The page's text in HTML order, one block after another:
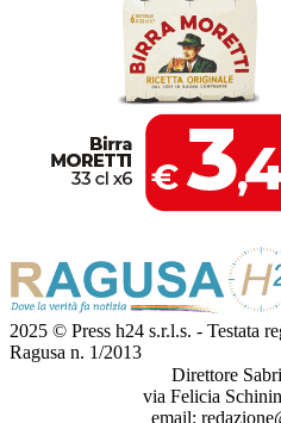
2025 © Press h24 s.r.l.s. - Testata
Ragusa n. 1/2013
Direttore
via Felicia
email: